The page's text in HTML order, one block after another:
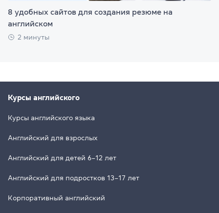
8 удобных сайтов для создания резюме на
английском
2 минуты
Курсы английского
Курсы английского языка
Английский для взрослых
Английский для детей 6–12 лет
Английский для подростков 13–17 лет
Корпоративный английский